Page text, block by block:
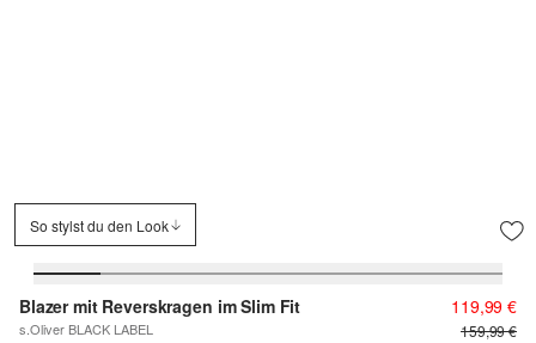
So stylst du den Look
Blazer mit Reverskragen im Slim Fit
s.Oliver BLACK LABEL
119,99 €
159,99 €